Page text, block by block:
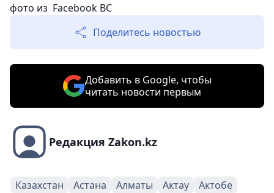
фото из Facebook BC
Поделитесь новостью
Добавить в Google, чтобы
читать новости первым
Редакция Zakon.kz
Казахстан Астана Алматы Актау
Актобе